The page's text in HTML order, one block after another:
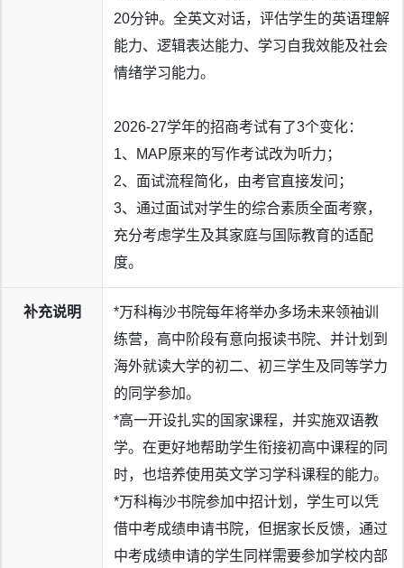
20分钟。全英文对话，评估学生的英语理解
能力、逻辑表达能力、学习自我效能及社会
情绪学习能力。
2026-27学年的招商考试有了3个变化：
1、MAP原来的写作考试改为听力；
2、面试流程简化，由考官直接发问；
3、通过面试对学生的综合素质全面考察，
充分考虑学生及其家庭与国际教育的适配
度。
补充说明
*万科梅沙书院每年将举办多场未来领袖训
练营，高中阶段有意向报读书院、并计划到
海外就读大学的初二、初三学生及同等学力
的同学参加。
*高一开设扎实的国家课程，并实施双语教
学。在更好地帮助学生衔接初高中课程的同
时，也培养使用英文学习学科课程的能力。
*万科梅沙书院参加中招计划，学生可以凭
借中考成绩申请书院，但据家长反馈，通过
中考成绩申请的学生同样需要参加学校内部